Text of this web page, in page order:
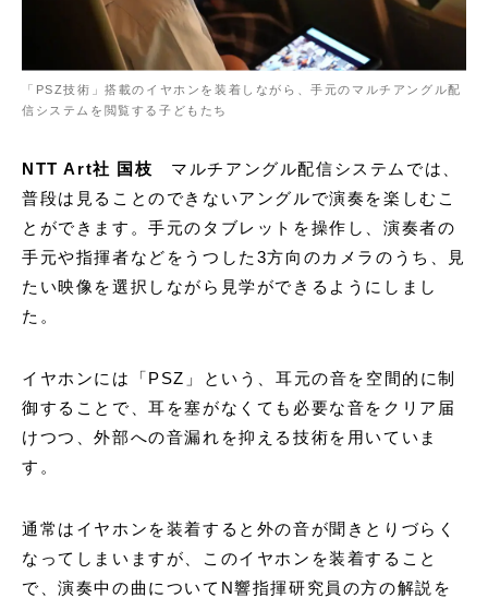
「PSZ技術」搭載のイヤホンを装着しながら、手元のマルチアングル配
信システムを閲覧する子どもたち
NTT Art社 国枝
マルチアングル配信システムでは、
普段は見ることのできないアングルで演奏を楽しむこ
とができます。手元のタブレットを操作し、演奏者の
手元や指揮者などをうつした3方向のカメラのうち、見
たい映像を選択しながら見学ができるようにしまし
た。
イヤホンには「PSZ」という、耳元の音を空間的に制
御することで、耳を塞がなくても必要な音をクリア届
けつつ、外部への音漏れを抑える技術を用いていま
す。
通常はイヤホンを装着すると外の音が聞きとりづらく
なってしまいますが、このイヤホンを装着すること
で、演奏中の曲についてN響指揮研究員の方の解説を